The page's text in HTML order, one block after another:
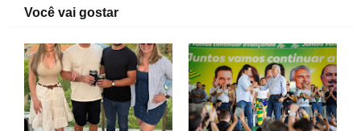
Você vai gostar